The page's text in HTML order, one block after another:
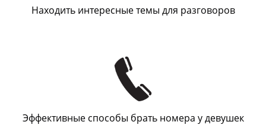
Находить интересные темы для разговоров
Эффективные способы брать номера у девушек